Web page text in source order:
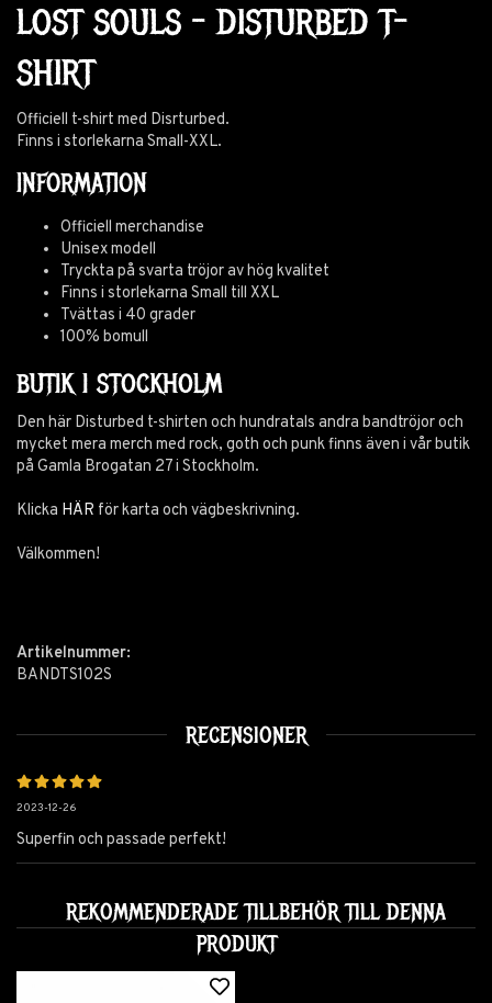
LOST SOULS - DISTURBED T-
SHIRT
Officiell t-shirt med Disrturbed.
Finns i storlekarna Small-XXL.
INFORMATION
Officiell merchandise
Unisex modell
Tryckta på svarta tröjor av hög kvalitet
Finns i storlekarna Small till XXL
Tvättas i 40 grader
100% bomull
BUTIK I STOCKHOLM
Den här Disturbed t-shirten och hundratals andra bandtröjor och
mycket mera merch med rock, goth och punk finns även i vår butik
på Gamla Brogatan 27 i Stockholm.
Klicka HÄR för karta och vägbeskrivning.
Välkommen!
Artikelnummer:
BANDTS102S
RECENSIONER
2023-12-26
Superfin och passade perfekt!
REKOMMENDERADE TILLBEHÖR TILL DENNA
PRODUKT